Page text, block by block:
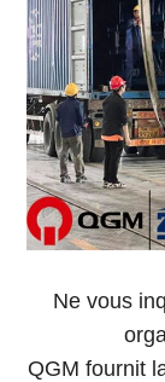
Ne vous
QGM fournit